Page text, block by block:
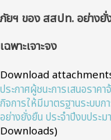
ภัยฯ ของ สสปท. อย่างยั่
เฉพาะเจาะจง
Download
ประกาศผู้ชนะการเสนอราค
กิจการให้มีมาตรฐานระบบ
อย่างยั่งยืน ประจำปีงบประ
Downloads)